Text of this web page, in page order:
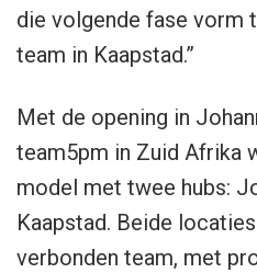
die volgende fase vorm
team in Kaapstad.”
Met de opening in
team5pm in Zuid Afrika
model met twee hubs:
Kaapstad. Beide
verbonden team, met